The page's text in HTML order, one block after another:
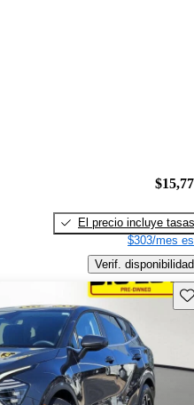
El precio incluye tasas
$303/mes
Verif. disponibilidad